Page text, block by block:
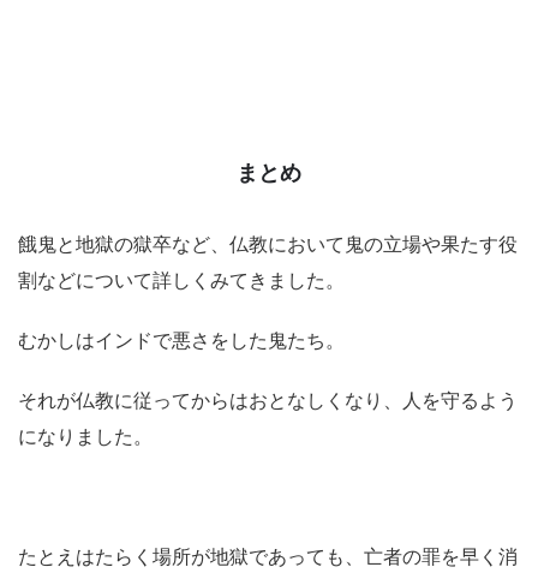
まとめ
餓鬼と地獄の獄卒など、仏教において鬼の立場や果たす役
割などについて詳しくみてきました。
むかしはインドで悪さをした鬼たち。
それが仏教に従ってからはおとなしくなり、人を守るよう
になりました。
たとえはたらく場所が地獄であっても、亡者の罪を早く消